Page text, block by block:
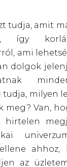
tudja, amit
így
ami
dolgok
tudja, milyen
Van,
hirtelen
ahhoz,
az